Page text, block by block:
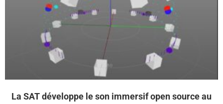
La SAT développe le son immersif open source au